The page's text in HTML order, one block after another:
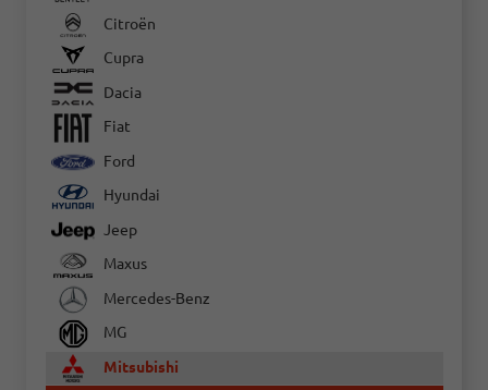
Citroën
Cupra
Dacia
Fiat
Ford
Hyundai
Jeep
Maxus
Mercedes-Benz
MG
Mitsubishi